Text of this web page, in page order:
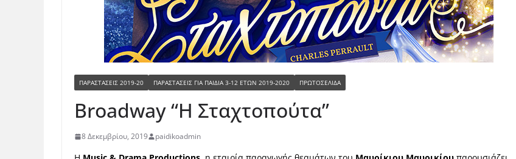
ΠΑΡΑΣΤΑΣΕΙΣ 2019-20 ΠΑΡΑΣΤΆΣΕΙΣ ΓΙΑ ΠΑΙΔΙΆ 3-12 ΕΤΏΝ 2019-2020 ΠΡΩΤΟΣΕΛΙΔΑ
Broadway “Η Σταχτοπούτα”
8 Δεκεμβρίου, 2019 paidikoadmin